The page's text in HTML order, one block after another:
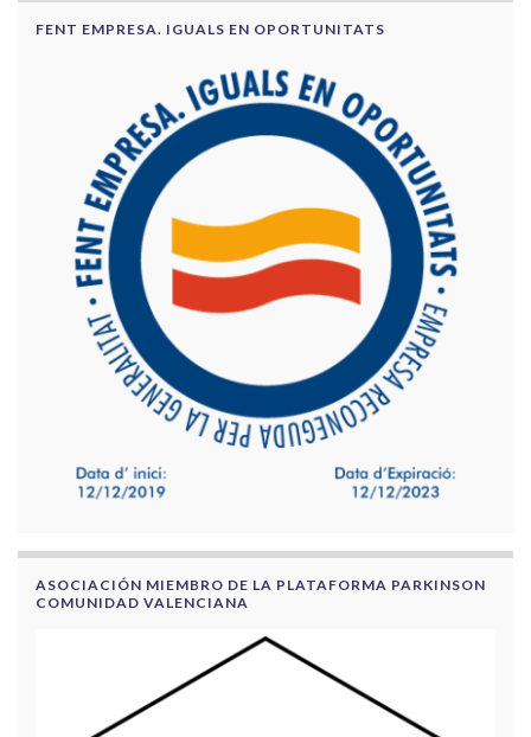
FENT EMPRESA. IGUALS EN OPORTUNITATS
ASOCIACIÓN MIEMBRO DE LA PLATAFORMA PARKINSON
COMUNIDAD VALENCIANA